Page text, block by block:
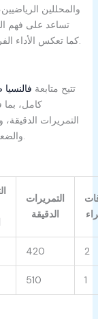
والمحللين
تساعد على فهم
كما تعكس الأداء الفردي للاعبين ومدى فاعلية الخطة الفنية خلال اللقاء.
تتيح متابعة
كامل،
التمريرات
والضعف لدى الفريقين وإعداد توقعات للمباريات القادمة.
التمريرات
الدقيقة
420 2
510 1